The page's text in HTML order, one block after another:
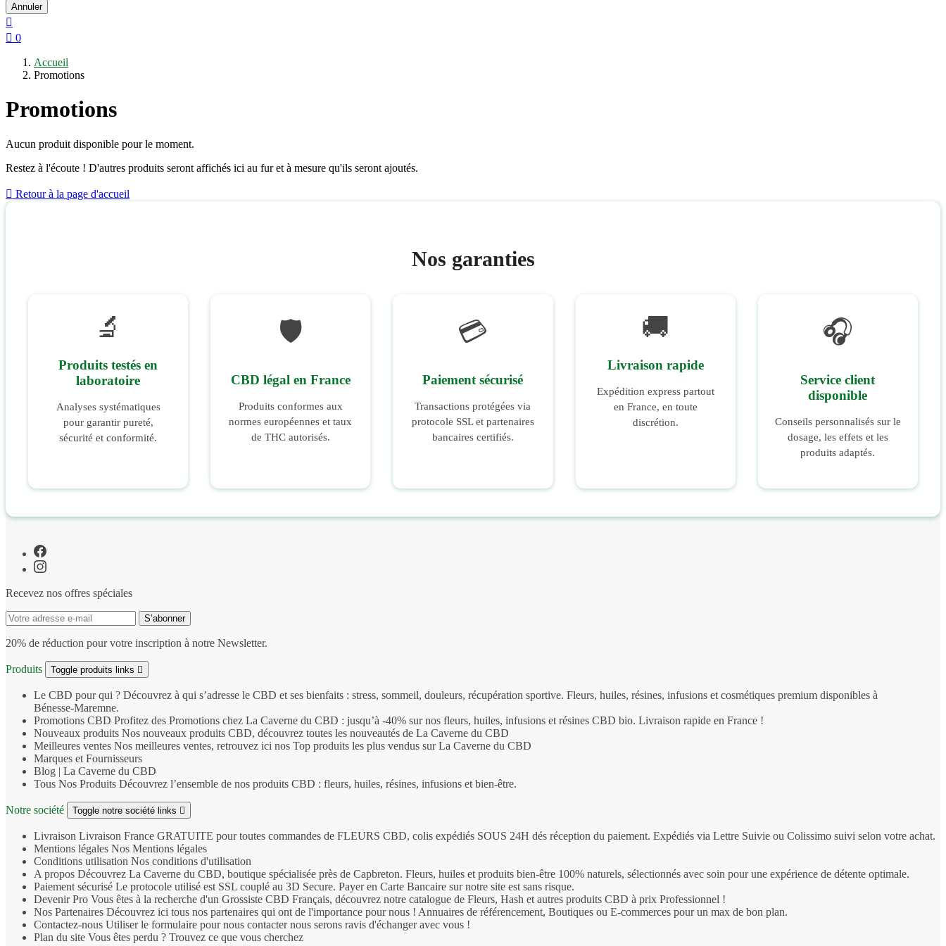
Annuler

 0
Accueil
Promotions
Promotions
Aucun produit disponible pour le moment.
Restez à l'écoute ! D'autres produits seront affichés ici au fur et à mesure qu'ils seront ajoutés.
 Retour à la page d'accueil
Nos garanties
🔬
Produits testés en
laboratoire
Analyses systématiques
pour garantir pureté,
sécurité et conformité.
🛡️
CBD légal en France
Produits conformes aux
normes européennes et taux
de THC autorisés.
💳
Paiement sécurisé
Transactions protégées via
protocole SSL et partenaires
bancaires certifiés.
🚚
Livraison rapide
Expédition express partout
en France, en toute
discrétion.
🎧
Service client
disponible
Conseils personnalisés sur le
dosage, les effets et les
produits adaptés.
Recevez nos offres spéciales
20% de réduction pour votre inscription à notre Newsletter.
Produits Toggle produits links 
Le CBD pour qui ? Découvrez à qui s’adresse le CBD et ses bienfaits : stress, sommeil, douleurs, récupération sportive. Fleurs, huiles, résines, infusions et cosmétiques premium disponibles à
Bénesse‑Maremne.
Promotions CBD Profitez des Promotions chez La Caverne du CBD : jusqu’à -40% sur nos fleurs, huiles, infusions et résines CBD bio. Livraison rapide en France !
Nouveaux produits Nos nouveaux produits CBD, découvrez toutes les nouveautés de La Caverne du CBD
Meilleures ventes Nos meilleures ventes, retrouvez ici nos Top produits les plus vendus sur La Caverne du CBD
Marques et Fournisseurs
Blog | La Caverne du CBD
Tous Nos Produits Découvrez l’ensemble de nos produits CBD : fleurs, huiles, résines, infusions et bien‑être.
Notre société Toggle notre société links 
Livraison Livraison France GRATUITE pour toutes commandes de FLEURS CBD, colis expédiés SOUS 24H dés réception du paiement. Expédiés via Lettre Suivie ou Colissimo suivi selon votre achat.
Mentions légales Nos Mentions légales
Conditions utilisation Nos conditions d'utilisation
A propos Découvrez La Caverne du CBD, boutique spécialisée près de Capbreton. Fleurs, huiles et produits bien‑être 100% naturels, sélectionnés avec soin pour une expérience de détente optimale.
Paiement sécurisé Le protocole utilisé est SSL couplé au 3D Secure. Payer en Carte Bancaire sur notre site est sans risque.
Devenir Pro Vous êtes à la recherche d'un Grossiste CBD Français, découvrez notre catalogue de Fleurs, Hash et autres produits CBD à prix Professionnel !
Nos Partenaires Découvrez ici tous nos partenaires qui ont de l'importance pour nous ! Annuaires de référencement, Boutiques ou E-commerces pour un max de bon plan.
Contactez-nous Utiliser le formulaire pour nous contacter nous serons ravis d'échanger avec vous !
Plan du site Vous êtes perdu ? Trouvez ce que vous cherchez